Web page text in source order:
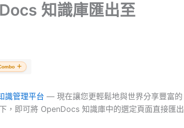
知識庫匯出至
識管理平台 — 現在讓您更輕鬆地與世界分享豐富的
，即可將 OpenDocs 知識庫中的選定頁面直接匯出